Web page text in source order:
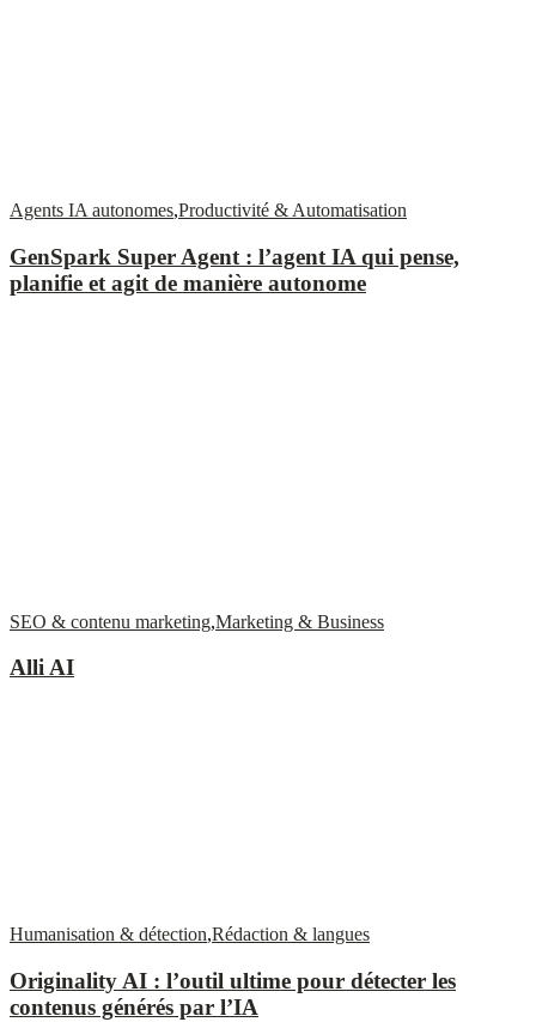
Agents IA autonomes,Productivité & Automatisation
GenSpark Super Agent : l’agent IA qui pense,
planifie et agit de manière autonome
SEO & contenu marketing,Marketing & Business
Alli AI
Humanisation & détection,Rédaction & langues
Originality AI : l’outil ultime pour détecter les
contenus générés par l’IA